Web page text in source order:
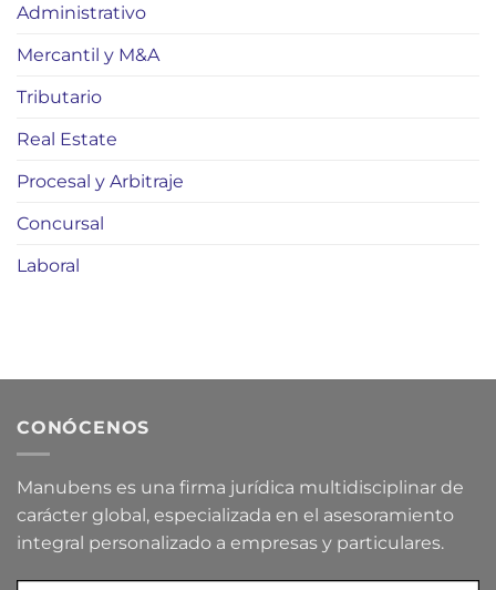
Administrativo
Mercantil y M&A
Tributario
Real Estate
Procesal y Arbitraje
Concursal
Laboral
CONÓCENOS
Manubens es una firma jurídica multidisciplinar de
carácter global, especializada en el asesoramiento
integral personalizado a empresas y particulares.